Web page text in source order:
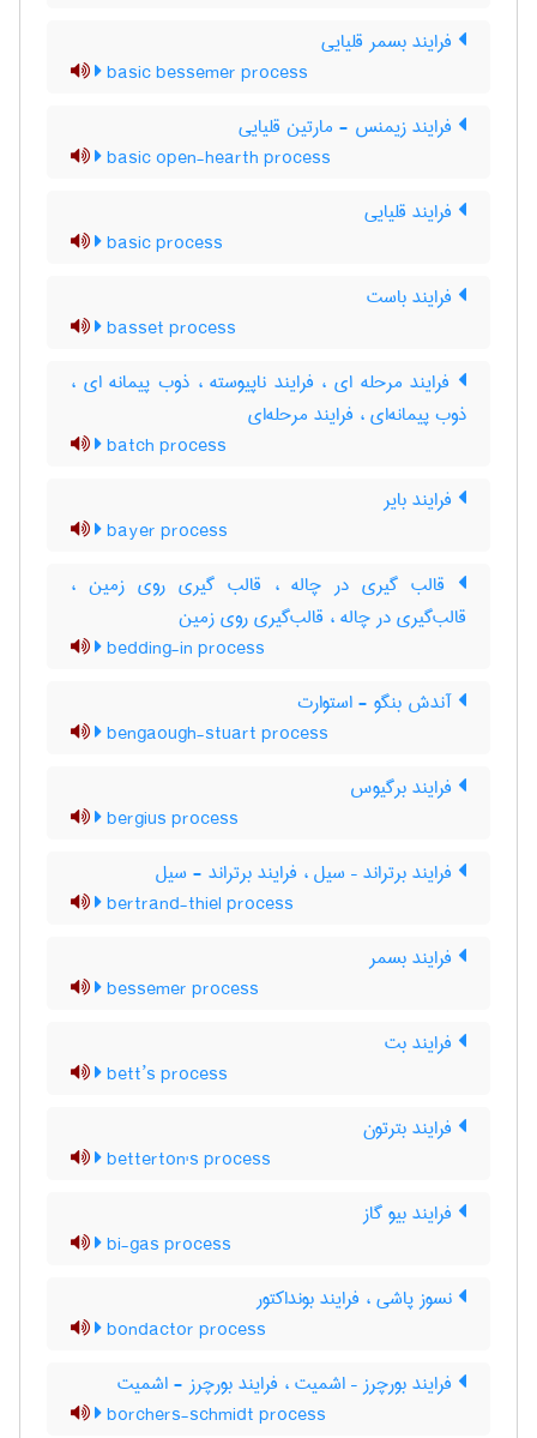
فرایند بسمر قلیایی
basic bessemer process
فرایند زیمنس - مارتین قلیایی
basic open-hearth process
فرایند قلیایی
basic process
فرایند باست
basset process
فرایند مرحله ای ، فرایند ناپیوسته ، ذوب پیمانه ای ،
ذوب پیمانه‌ای ، فرایند مرحله‌ای
batch process
فرایند بایر
bayer process
قالب گیری در چاله ، قالب گیری روی زمین ،
قالب‌گیری در چاله ، قالب‌گیری روی زمین
bedding-in process
آندش بنگو - استوارت
bengaough-stuart process
فرایند برگیوس
bergius process
فرایند برتراند – سیل ، فرایند برتراند - سیل
bertrand-thiel process
فرایند بسمر
bessemer process
فرایند بت
bett’s process
فرایند بترتون
betterton's process
فرایند بیو گاز
bi-gas process
نسوز پاشی ، فرایند بونداکتور
bondactor process
فرایند بورچرز – اشمیت ، فرایند بورچرز - اشمیت
borchers-schmidt process